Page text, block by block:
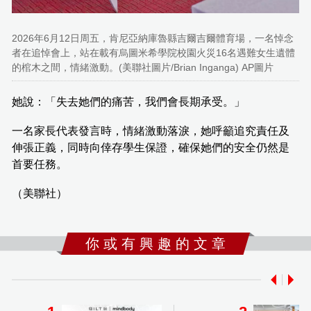
2026年6月12日周五，肯尼亞納庫魯縣吉爾吉爾體育場，一名悼念
者在追悼會上，站在載有烏圖米希學院校園火災16名遇難女生遺體
的棺木之間，情緒激動。(美聯社圖片/Brian Inganga) AP圖片
她說：「失去她們的痛苦，我們會長期承受。」
一名家長代表發言時，情緒激動落淚，她呼籲追究責任及
伸張正義，同時向倖存學生保證，確保她們的安全仍然是
首要任務。
（美聯社）
你 或 有 興 趣 的 文 章